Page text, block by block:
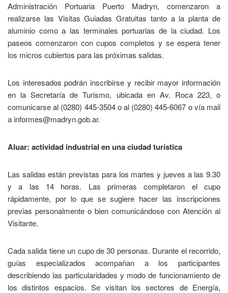
Administración Portuaria Puerto Madryn, comenzaron a
realizarse las Visitas Guiadas Gratuitas tanto a la planta de
aluminio como a las terminales portuarias de la ciudad. Los
paseos comenzaron con cupos completos y se espera tener
los micros cubiertos para las próximas salidas.
Los interesados podrán inscribirse y recibir mayor información
en la Secretaría de Turismo, ubicada en Av. Roca 223, o
comunicarse al (0280) 445-3504 o al (0280) 445-6067 o vía mail
a informes@madryn.gob.ar.
Aluar: actividad industrial en una ciudad turística
Las salidas están previstas para los martes y jueves a las 9.30
y a las 14 horas. Las primeras completaron el cupo
rápidamente, por lo que se sugiere hacer las inscripciones
previas personalmente o bien comunicándose con Atención al
Visitante.
Cada salida tiene un cupo de 30 personas. Durante el recorrido,
guías especializados acompañan a los participantes
describiendo las particularidades y modo de funcionamiento de
los distintos espacios. Se visitan los sectores de Energía,